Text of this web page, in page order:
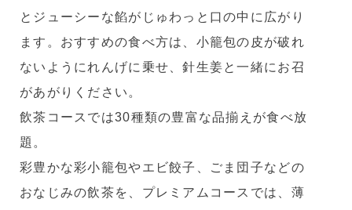
とジューシーな餡がじゅわっと口の中に広がり
ます。おすすめの食べ方は、小籠包の皮が破れ
ないようにれんげに乗せ、針生姜と一緒にお召
があがりください。
飲茶コースでは30種類の豊富な品揃えが食べ放
題。
彩豊かな彩小籠包やエビ餃子、ごま団子などの
おなじみの飲茶を、プレミアムコースでは、薄